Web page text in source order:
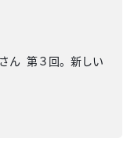
ん 第３回。新しい